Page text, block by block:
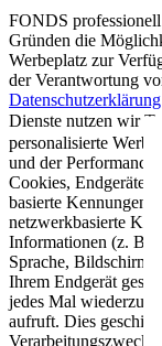
FONDS
Gründen die
Werbeplatz zur
der Verantwortung
Datenschutzerklärung
Dienste nutzen wir
personalisierte
und der Performance
Cookies, Endgeräte-
basierte Kennungen,
netzwerkbasierte
Informationen (z. B.
Sprache,
Ihrem Endgerät
jedes Mal
aufruft. Dies
Verarbeitungszwecke.